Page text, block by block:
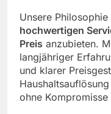
Unsere
hochwertigen
Preis anzubieten.
langjähriger
und klarer
ohne